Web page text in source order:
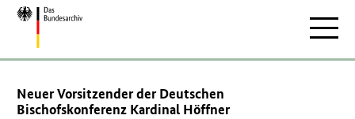
Zur
Neuer Vorsitzender der Deutschen
Bischofskonferenz Kardinal Höffner